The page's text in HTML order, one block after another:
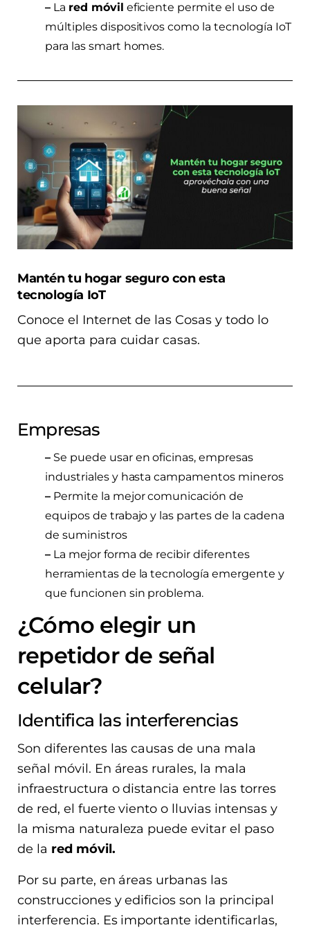
–La red móvil eficiente permite el uso de
múltiples dispositivos como la tecnología IoT
para las smart homes.
Mantén tu hogar seguro con esta
tecnología IoT
Conoce el Internet de las Cosas y todo lo
que aporta para cuidar casas.
Empresas
–Se puede usar en oficinas, empresas
industriales y hasta campamentos mineros
–Permite la mejor comunicación de
equipos de trabajo y las partes de la cadena
de suministros
–La mejor forma de recibir diferentes
herramientas de la tecnología emergente y
que funcionen sin problema.
¿Cómo elegir un
repetidor de señal
celular?
Identifica las interferencias
Son diferentes las causas de una mala
señal móvil. En áreas rurales, la mala
infraestructura o distancia entre las torres
de red, el fuerte viento o lluvias intensas y
la misma naturaleza puede evitar el paso
de la red móvil.
Por su parte, en áreas urbanas las
construcciones y edificios son la principal
interferencia. Es importante identificarlas,